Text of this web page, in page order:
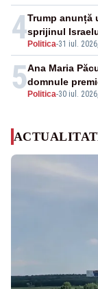
4 Politica-31 iul.
Trump anunță
sprijinul
5 Politica-30 iul.
Ana Maria
domnule